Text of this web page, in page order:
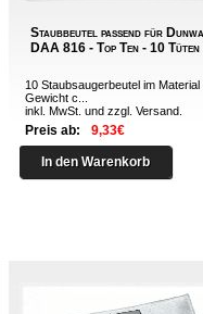
Staubbeutel passend für
DAA 816 - Top Ten - 10 Tüten
10 Staubsaugerbeutel im Material
Gewicht c...
inkl. MwSt. und zzgl.Versand
Preis ab: 9,33€
In den Warenkorb